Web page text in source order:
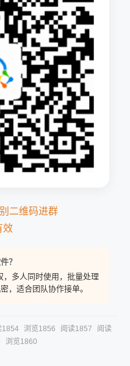
二维码进群
效
？
多人同时使用，批量处理
，适合团队协作接单。
1854 浏览1856 阅读1857
阅读
浏览1860